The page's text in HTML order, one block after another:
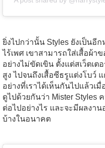
ยิ่งไปกว่านั้น Styles ยังเป็นอี
ไร้เพศ เขาสามารถใส่เสื้อผ้า
อย่างไม่ขัดเขิน ตั้งแต่สเว็ตเ
สูง ไปจนถึงเสื้อซีธรูแต่งโบว์
อย่างที่เราได้เห็นกันไปแล้วเ
ดูไปด้วยกันว่า Mister
ต่อไปอย่างไร และจะมีผลงา
บ้างในอนาคต